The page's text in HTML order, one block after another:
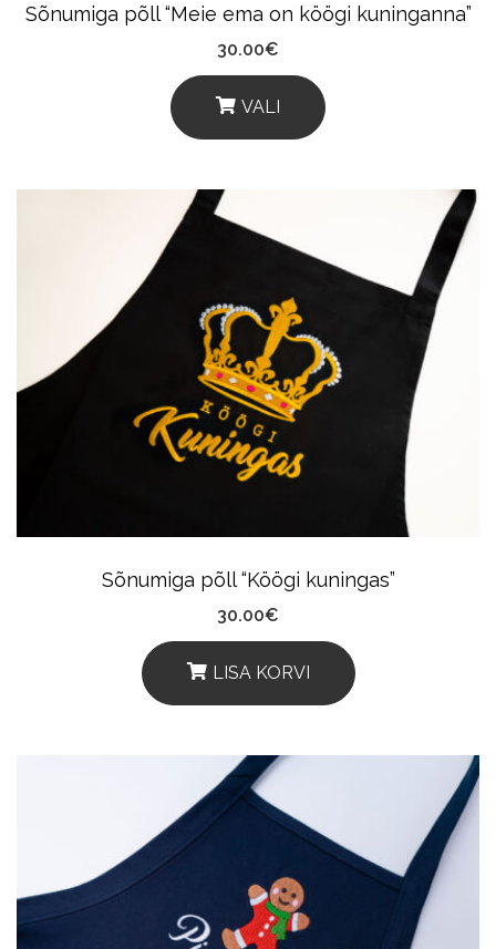
Sõnumiga põll “Meie ema on köögi kuninganna”
30.00€
VALI
This
Multiple
The
Options
May
Be
Chosen
Product
Sõnumiga põll “Köögi kuningas”
30.00€
LISA KORVI